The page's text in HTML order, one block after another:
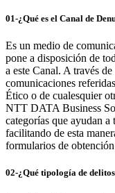
01-¿Qué es el Canal de
Es un medio de
pone a disposición de
a este Canal. A través
comunicaciones
Ético o de cualesquier
NTT DATA Business
categorías que ayudan
facilitando de esta
formularios de
02-¿Qué tipología de